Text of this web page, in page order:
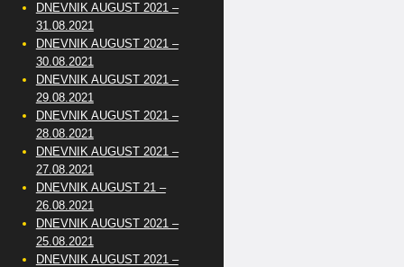
DNEVNIK AUGUST 2021 –
31.08.2021
DNEVNIK AUGUST 2021 –
30.08.2021
DNEVNIK AUGUST 2021 –
29.08.2021
DNEVNIK AUGUST 2021 –
28.08.2021
DNEVNIK AUGUST 2021 –
27.08.2021
DNEVNIK AUGUST 21 –
26.08.2021
DNEVNIK AUGUST 2021 –
25.08.2021
DNEVNIK AUGUST 2021 –